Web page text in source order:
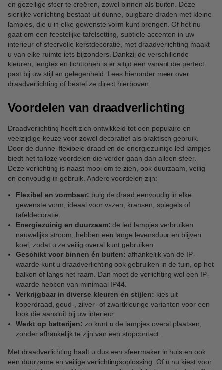
en gezellige sfeer te creëren, zowel binnen als buiten. Deze
sierlijke verlichting bestaat uit dunne, buigbare draden met kleine
lampjes, die u in elke gewenste vorm kunt brengen. Of het nu
gaat om een feestelijke tafelsetting, subtiele accenten in uw
interieur of sfeervolle kerstdecoratie, met draadverlichting maakt
u van elke ruimte iets bijzonders. Dankzij de verschillende
kleuren, lengtes en lichttonen is er altijd een variant die perfect
past bij uw stijl en gelegenheid. Lees hieronder meer over
draadverlichting of bestel ze direct hierboven.
Voordelen van draadverlichting
Draadverlichting heeft zich ontwikkeld tot een populaire en
veelzijdige keuze voor zowel decoratief als praktisch gebruik.
Door de dunne, flexibele draad en de energiezuinige led lampjes
biedt het talloze voordelen die verder gaan dan alleen sfeer.
Deze verlichting is naast mooi om te zien, ook duurzaam, veilig
en eenvoudig in gebruik. Andere voordelen zijn:
Flexibel en vormbaar: buig de draad eenvoudig in elke
gewenste vorm, ideaal voor vazen, kransen, spiegels of
tafeldecoratie.
Energiezuinig en duurzaam: de led lampjes verbruiken
nauwelijks stroom, hebben een lange levensduur en blijven
koel, zodat u ze veilig overal kunt gebruiken.
Geschikt voor binnen én buiten: afhankelijk van de IP-
waarde kunt u draadverlichting ook gebruiken in de tuin, op het
balkon of langs het raam. Dan moet de verlichting wel een IP-
waarde hebben van minimaal IP44.
Verkrijgbaar in diverse kleuren en stijlen: kies uit
koperdraad, goud-, zilver- of zwartkleurige varianten voor een
look die aansluit bij uw interieur.
Werkt op batterijen: zo kunt u de lampjes overal plaatsen,
zonder afhankelijk te zijn van een stopcontact.
Met draadverlichting haalt u dus een sfeermaker in huis en ook
een duurzame en veilige verlichtingsoplossing. Of u nu kiest voor